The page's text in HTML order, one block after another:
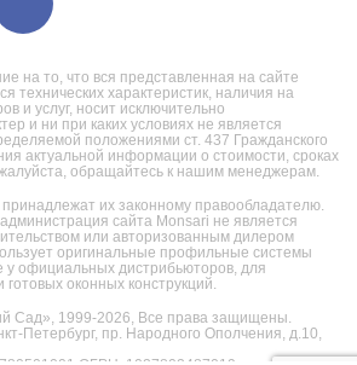
на то, что вся представленная на сайте
технических характеристик, наличия на
и услуг, носит исключительно
и ни при каких условиях не является
положениями ст. 437 Гражданского
актуальной информации о стоимости, сроках
обращайтесь к нашим менеджерам.
их законному правообладателю.
сайта Monsari не является
или авторизованным дилером
оригинальные профильные системы
у официальных дистрибьюторов, для
оконных конструкций.
Сад», 1999-2026, Все права защищены.
Петербург, пр. Народного Ополчения, д.10,